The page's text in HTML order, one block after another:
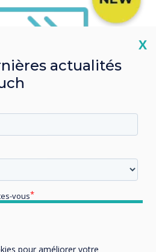
pour améliorer votre
X
actualités
vous